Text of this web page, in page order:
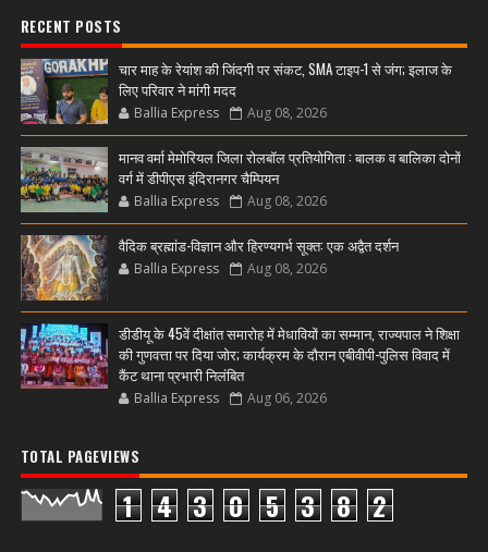
RECENT POSTS
चार माह के रेयांश की जिंदगी पर संकट, SMA टाइप-1 से जंग; इलाज के
लिए परिवार ने मांगी मदद
Ballia Express Aug 08, 2026
मानव वर्मा मेमोरियल जिला रोलबॉल प्रतियोगिता : बालक व बालिका दोनों
वर्ग में डीपीएस इंदिरानगर चैम्पियन
Ballia Express Aug 08, 2026
वैदिक ब्रह्मांड-विज्ञान और हिरण्यगर्भ सूक्त: एक अद्वैत दर्शन
Ballia Express Aug 08, 2026
डीडीयू के 45वें दीक्षांत समारोह में मेधावियों का सम्मान, राज्यपाल ने शिक्षा
की गुणवत्ता पर दिया जोर; कार्यक्रम के दौरान एबीवीपी-पुलिस विवाद में
कैंट थाना प्रभारी निलंबित
Ballia Express Aug 06, 2026
TOTAL PAGEVIEWS
1 4 3 0 5 3 8 2